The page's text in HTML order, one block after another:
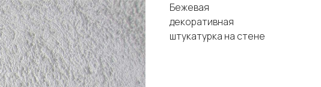
Бежевая
декоративная
штукатурка на стене